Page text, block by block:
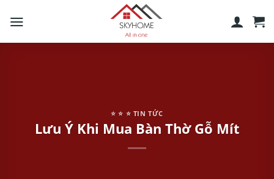
⭐️ ⭐️ ⭐️ TIN TỨC
Lưu Ý Khi Mua Bàn Thờ Gỗ Mít